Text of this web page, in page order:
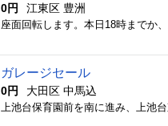
0円 江東区 豊洲
座面回転します。本日18時までか
ガレージセール
0円 大田区 中馬込